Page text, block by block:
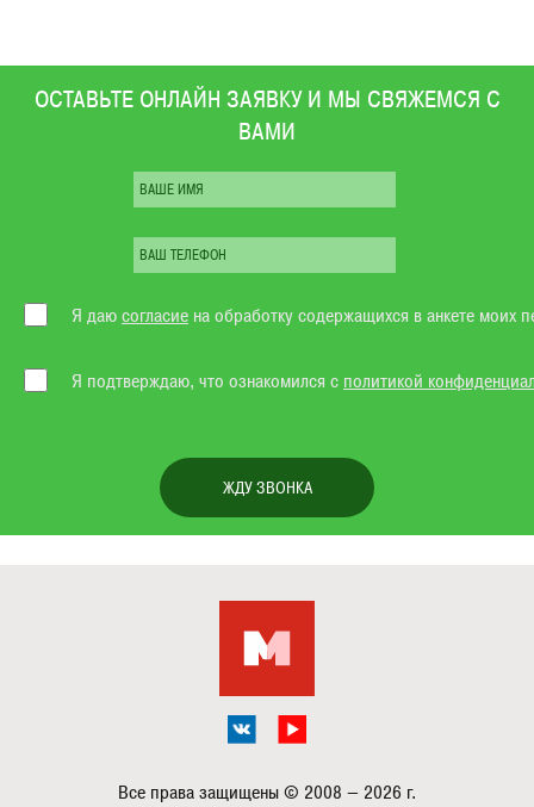
ОСТАВЬТЕ ОНЛАЙН ЗАЯВКУ И МЫ СВЯЖЕМСЯ С
ВАМИ
Я даюсогласие на обработку содержащихся в анкете моих
Я подтверждаю, что ознакомился с политикой
ЖДУ ЗВОНКА
Все права защищены © 2008 — 2026 г.